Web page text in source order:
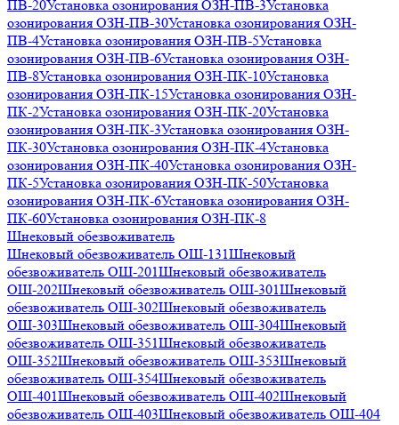
ПВ-20Установка озонирования ОЗН-ПВ-3Установка
озонирования ОЗН-ПВ-30Установка озонирования ОЗН-
ПВ-4Установка озонирования ОЗН-ПВ-5Установка
озонирования ОЗН-ПВ-6Установка озонирования ОЗН-
ПВ-8Установка озонирования ОЗН-ПК-10Установка
озонирования ОЗН-ПК-15Установка озонирования ОЗН-
ПК-2Установка озонирования ОЗН-ПК-20Установка
озонирования ОЗН-ПК-3Установка озонирования ОЗН-
ПК-30Установка озонирования ОЗН-ПК-4Установка
озонирования ОЗН-ПК-40Установка озонирования ОЗН-
ПК-5Установка озонирования ОЗН-ПК-50Установка
озонирования ОЗН-ПК-6Установка озонирования ОЗН-
ПК-60Установка озонирования ОЗН-ПК-8
Шнековый обезвоживатель
Шнековый обезвоживатель ОШ-131Шнековый
обезвоживатель ОШ-201Шнековый обезвоживатель
ОШ-202Шнековый обезвоживатель ОШ-301Шнековый
обезвоживатель ОШ-302Шнековый обезвоживатель
ОШ-303Шнековый обезвоживатель ОШ-304Шнековый
обезвоживатель ОШ-351Шнековый обезвоживатель
ОШ-352Шнековый обезвоживатель ОШ-353Шнековый
обезвоживатель ОШ-354Шнековый обезвоживатель
ОШ-401Шнековый обезвоживатель ОШ-402Шнековый
обезвоживатель ОШ-403Шнековый обезвоживатель ОШ-404